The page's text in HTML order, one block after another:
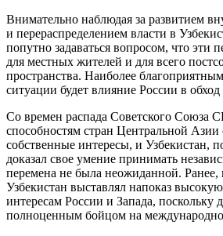
Внимательно наблюдая за развитием
и перераспределением власти в
попутно задаваться вопросом, что эти
для местных жителей и для всего
пространства. Наиболее
ситуации будет влияние России в
Со времен распада Советского Союза
способностям стран Центральной Азии
собственные интересы, и Узбекистан,
доказал свое умение принимать
перемена не была неожиданной. Ранее,
Узбекистан выставлял напоказ
интересам России и Запада, поскольку
полноценным бойцом на